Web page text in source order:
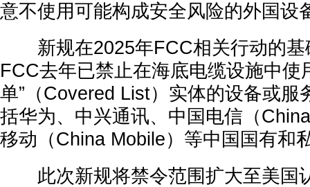
意不使用可能构成安全风险的外国设
新规在2025年FCC相关行动的基
FCC去年已禁止在海底电缆设施中使
单”（Covered List）实体的设备或服
括华为、中兴通讯、中国电信（
移动（China Mobile）等中国国有和
此次新规将禁令范围扩大至美国